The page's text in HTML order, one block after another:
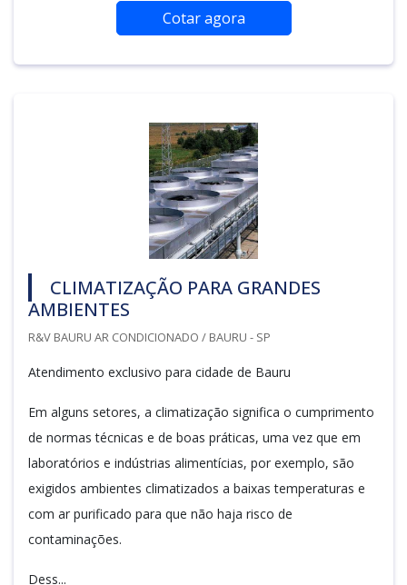
Cotar agora
CLIMATIZAÇÃO PARA GRANDES
AMBIENTES
R&V BAURU AR CONDICIONADO / BAURU - SP
Atendimento exclusivo para cidade de Bauru
Em alguns setores, a climatização significa o cumprimento
de normas técnicas e de boas práticas, uma vez que em
laboratórios e indústrias alimentícias, por exemplo, são
exigidos ambientes climatizados a baixas temperaturas e
com ar purificado para que não haja risco de
contaminações.
Dess...